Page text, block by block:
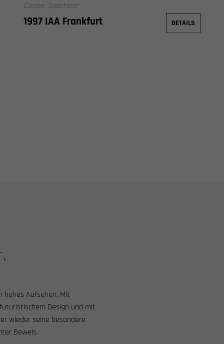
Coupe, Sportscar
1997 IAA Frankfurt DETAILS
hohes Aufsehen. Mit
Design und mit
wieder seine besondere
Beweis.